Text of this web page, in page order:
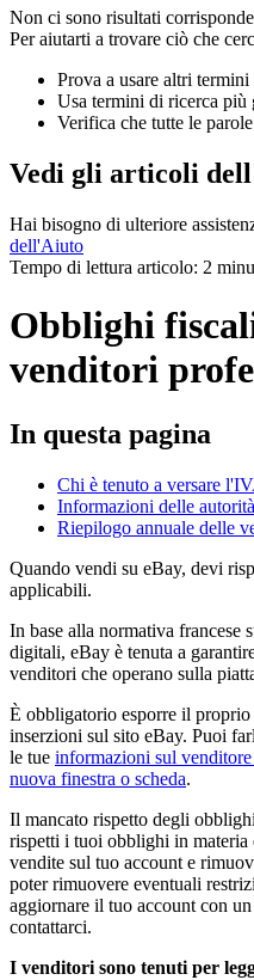
Non ci sono risultati
Per aiutarti a trovare ciò che
Prova a usare altri termini
Usa termini di ricerca più
Verifica che tutte le
Vedi gli articoli
Hai bisogno di ulteriore
dell'Aiuto
Tempo di lettura articolo: 2
Obblighi
venditori
In questa pagina
Chi è tenuto a versare
Informazioni delle
Riepilogo annuale delle
Quando vendi su eBay, devi
applicabili.
In base alla normativa francese
digitali, eBay è tenuta a
venditori che operano sulla
È obbligatorio esporre il
inserzioni sul sito eBay. Puoi
le tue informazioni sul
nuova finestra o scheda.
Il mancato rispetto degli
rispetti i tuoi obblighi in
vendite sul tuo account e
poter rimuovere eventuali
aggiornare il tuo account con
contattarci.
I venditori sono tenuti per